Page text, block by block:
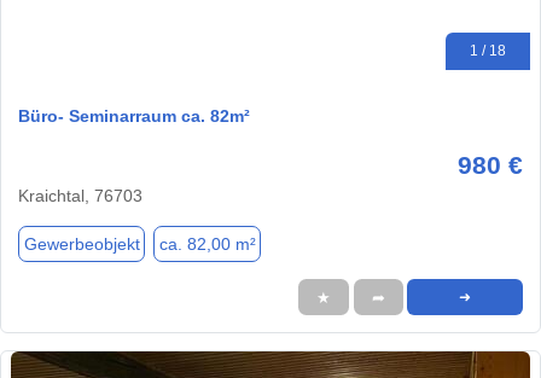
1 / 18
Büro- Seminarraum ca. 82m²
980 €
Kraichtal, 76703
Gewerbeobjekt ca. 82,00 m²
★ ➦ ➜